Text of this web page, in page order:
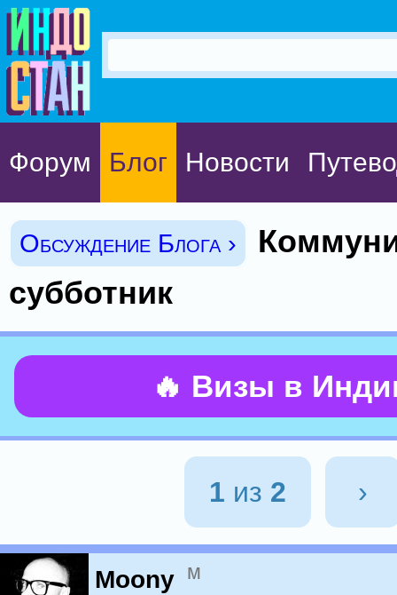
Форум Блог Новости
Обсуждение Блога ›
субботник
🔥 Визы в
1 из 2 ›
Moony м